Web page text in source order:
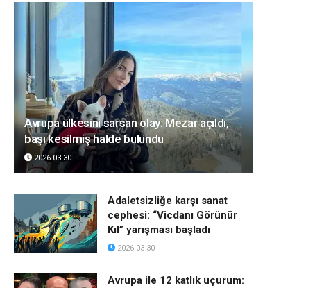
Avrupa ülkesini sarsan olay: Mezar açıldı,
başı kesilmiş halde bulundu
2026-03-30
Adaletsizliğe karşı sanat
cephesi: “Vicdanı Görünür
Kıl” yarışması başladı
2026-03-30
Avrupa ile 12 katlık uçurum: